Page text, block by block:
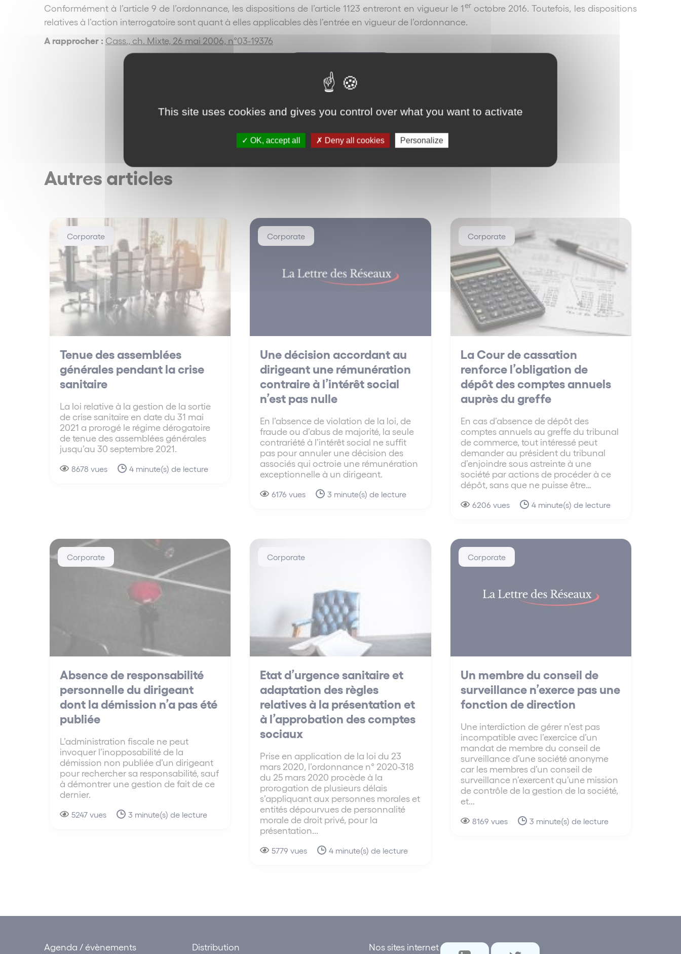
Conformément à l’article 9 de l’ordonnance, les dispositions de l’article 1123 entreront en vigueur le 1eroctobre 2016. Toutefois, les dispositions
relatives à l’action interrogatoire sont quant à elles applicables dès l’entrée en vigueur de l’ordonnance.
A rapprocher : Cass., ch. Mixte, 26 mai 2006, n°03-19376
Autres articles
Corporate
Tenue des assemblées
générales pendant la crise
sanitaire
La loi relative à la gestion de la sortie
de crise sanitaire en date du 31 mai
2021 a prorogé le régime dérogatoire
de tenue des assemblées générales
jusqu’au 30 septembre 2021.
8678 vues 4 minute(s) de lecture
Corporate
Une décision accordant au
dirigeant une rémunération
contraire à l’intérêt social
n’est pas nulle
En l’absence de violation de la loi, de
fraude ou d’abus de majorité, la seule
contrariété à l’intérêt social ne suffit
pas pour annuler une décision des
associés qui octroie une rémunération
exceptionnelle à un dirigeant.
6176 vues 3 minute(s) de lecture
Corporate
La Cour de cassation
renforce l’obligation de
dépôt des comptes annuels
auprès du greffe
En cas d’absence de dépôt des
comptes annuels au greffe du tribunal
de commerce, tout intéressé peut
demander au président du tribunal
d’enjoindre sous astreinte à une
société par actions de procéder à ce
dépôt, sans que ne puisse être…
6206 vues 4 minute(s) de lecture
Corporate
Absence de responsabilité
personnelle du dirigeant
dont la démission n’a pas été
publiée
L’administration fiscale ne peut
invoquer l’inopposabilité de la
démission non publiée d’un dirigeant
pour rechercher sa responsabilité, sauf
à démontrer une gestion de fait de ce
dernier.
5247 vues 3 minute(s) de lecture
Corporate
Etat d’urgence sanitaire et
adaptation des règles
relatives à la présentation et
à l’approbation des comptes
sociaux
Prise en application de la loi du 23
mars 2020, l’ordonnance n° 2020-318
du 25 mars 2020 procède à la
prorogation de plusieurs délais
s’appliquant aux personnes morales et
entités dépourvues de personnalité
morale de droit privé, pour la
présentation...
5779 vues 4 minute(s) de lecture
Corporate
Un membre du conseil de
surveillance n’exerce pas une
fonction de direction
Une interdiction de gérer n’est pas
incompatible avec l’exercice d’un
mandat de membre du conseil de
surveillance d’une société anonyme
car les membres d’un conseil de
surveillance n’exercent qu’une mission
de contrôle de la gestion de la société,
et...
8169 vues 3 minute(s) de lecture
Agenda / évènements
Distribution
Nos sites internet
This site uses cookies and gives you control over what you want to activate
OK, accept all Deny all cookies Personalize